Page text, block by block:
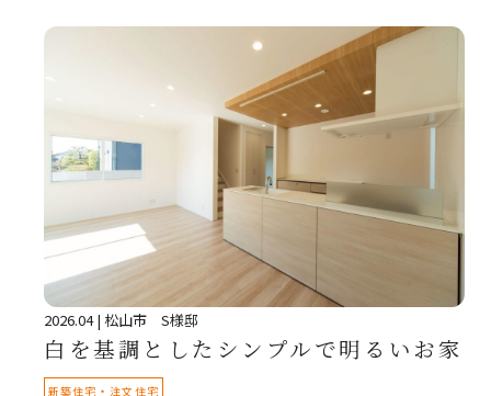
2026.04| 松山市 S様邸
白を基調としたシンプルで明るいお家
新築住宅 ・注文住宅